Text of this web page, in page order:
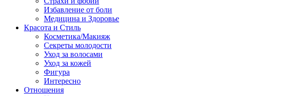
Избавление от боли
Медицина и Здоровье
Красота и Стиль
Косметика/Макияж
Секреты молодости
Уход за волосами
Уход за кожей
Фигура
Интересно
Отношения